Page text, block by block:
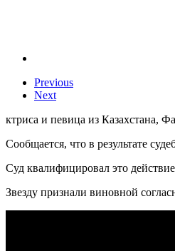
Previous
Next
ктриса и певица из Казахстана,
Сообщается, что в результате
Суд квалифицировал это
Звезду признали виновной